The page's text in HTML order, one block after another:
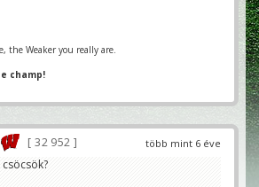
the Weaker you really are.
champ!
több mint 6 éve
32 952